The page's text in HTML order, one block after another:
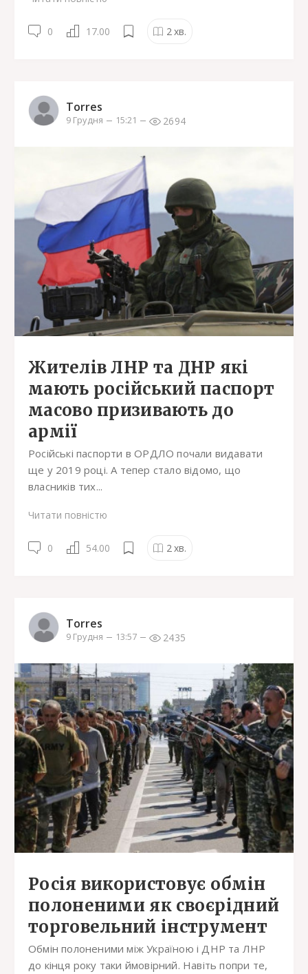
0 17.00 2хв.
Torres
9 Грудня 15:21 2694
Жителів ЛНР та ДНР які
мають російський паспорт
масово призивають до
армії
Російські паспорти в ОРДЛО почали видавати
ще у 2019 році. А тепер стало відомо, що
власників тих...
Читати повністю
0 54.00 2хв.
Torres
9 Грудня 13:57 2435
Росія використовує обмін
полоненими як своєрідний
торговельний інструмент
Обмін полоненими між Україною і ДНР та ЛНР
до кінця року таки ймовірний. Навіть попри те,